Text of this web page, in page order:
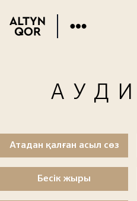
Атадан қалған асыл сөз
Бесік жыры